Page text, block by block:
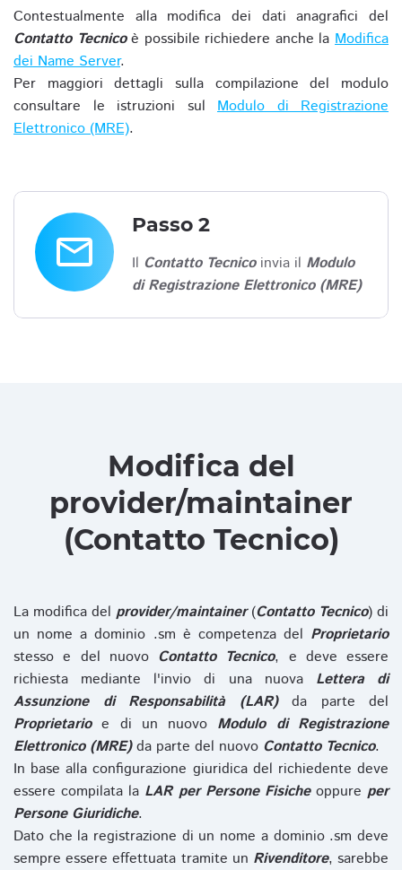
Contestualmente alla modifica dei dati anagrafici del
Contatto Tecnicoè possibile richiedere anche laModifica
dei Name Server.
Per maggiori dettagli sulla compilazione del modulo
consultare le istruzioni sul Modulo di Registrazione
Elettronico (MRE).
email
Passo 2
Il Contatto Tecnicoinvia il Modulo
di Registrazione Elettronico (MRE)
Modifica del
provider/maintainer
(Contatto Tecnico)
La modifica del provider/maintainer(Contatto Tecnico) di
un nome a dominio .sm è competenza del Proprietario
stesso e del nuovo Contatto Tecnico, e deve essere
richiesta mediante l'invio di una nuova Lettera di
Assunzione di Responsabilità (LAR)da parte del
Proprietarioe di un nuovo Modulo di Registrazione
Elettronico (MRE)da parte del nuovo Contatto Tecnico.
In base alla configurazione giuridica del richiedente deve
essere compilata la LAR per Persone Fisicheoppure per
Persone Giuridiche.
Dato che la registrazione di un nome a dominio .sm deve
sempre essere effettuata tramite un Rivenditore, sarebbe